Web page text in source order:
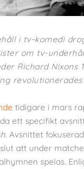
i tv-komedi
om tv-
Richard Nixons
tidigare i mars
ett specifikt
. Avsnittet
att under
spelas.